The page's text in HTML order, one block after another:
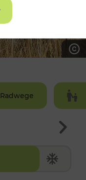
Radwege